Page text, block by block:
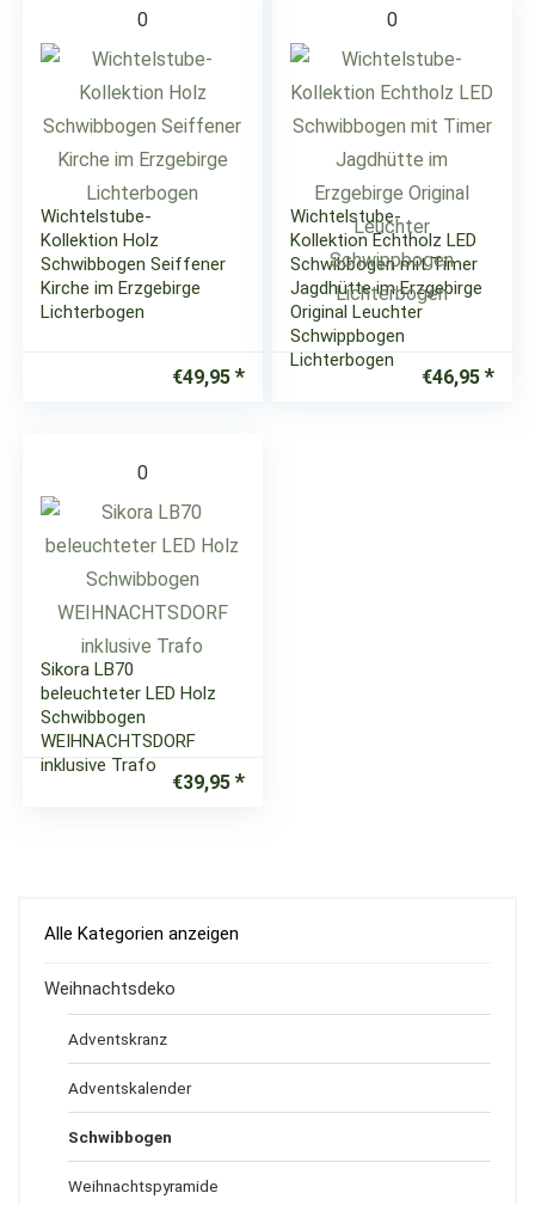
0
Wichtelstube-
Kollektion Holz
Schwibbogen Seiffener
Kirche im Erzgebirge
Lichterbogen
€49,95
0
Wichtelstube-
Kollektion Echtholz LED
Schwibbogen mit Timer
Jagdhütte im Erzgebirge
Original Leuchter
Schwippbogen
Lichterbogen
€46,95
0
Sikora LB70
beleuchteter LED Holz
Schwibbogen
WEIHNACHTSDORF
inklusive Trafo
€39,95
Alle Kategorien anzeigen
Weihnachtsdeko
Adventskranz
Adventskalender
Schwibbogen
Weihnachtspyramide